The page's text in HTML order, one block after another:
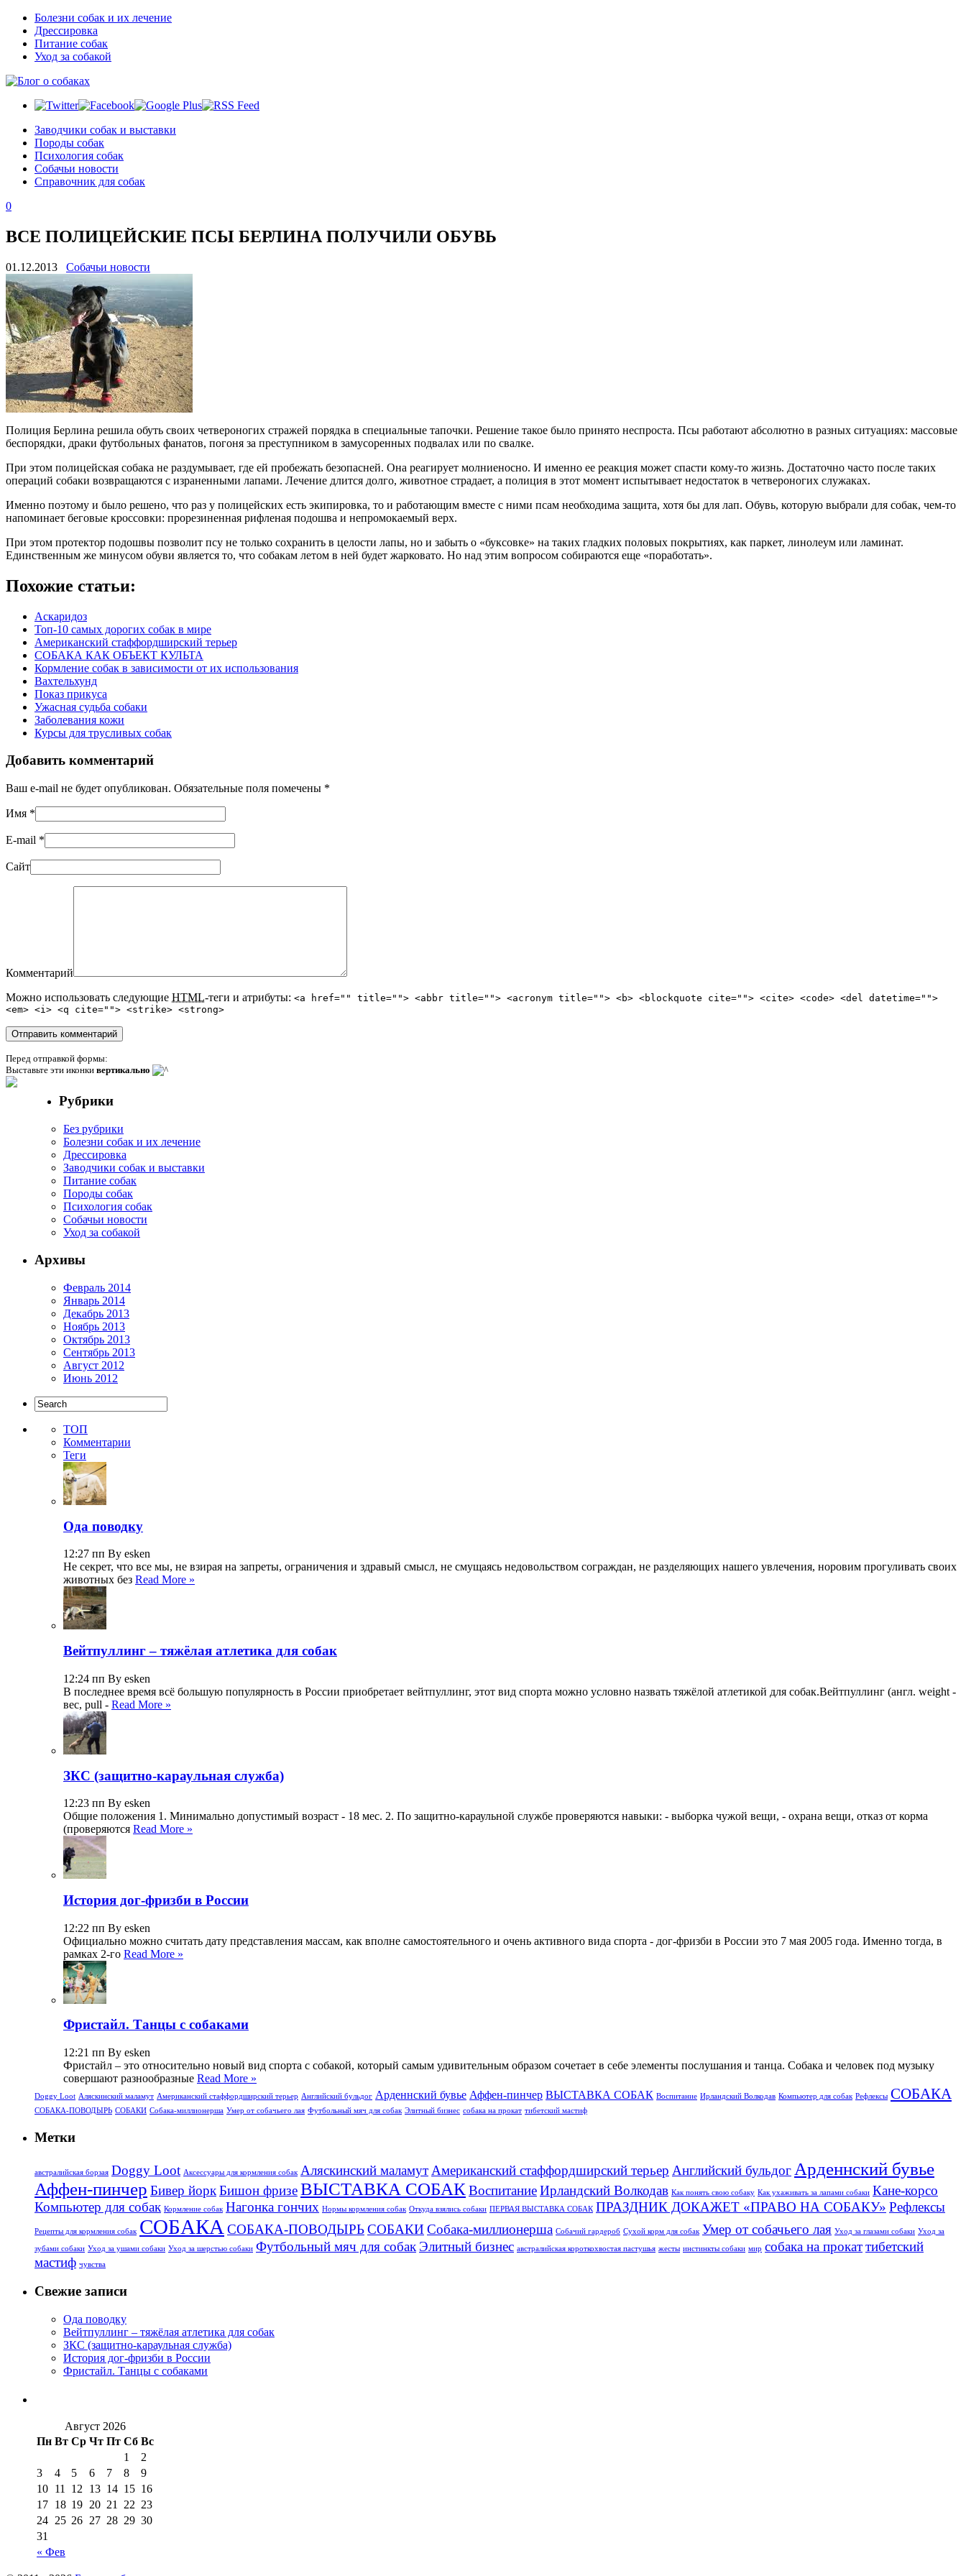
Болезни собак и их лечение
Дрессировка
Питание собак
Уход за собакой
Заводчики собак и выставки
Породы собак
Психология собак
Собачьи новости
Справочник для собак
0
ВСЕ ПОЛИЦЕЙСКИЕ ПСЫ БЕРЛИНА ПОЛУЧИЛИ ОБУВЬ
01.12.2013 Собачьи новости
Полиция Берлина решила обуть своих четвероногих стражей порядка в специальные тапочки. Решение такое было принято неспроста. Псы работают абсолютно в разных ситуациях: массовые
беспорядки, драки футбольных фанатов, погоня за преступником в замусоренных подвалах или по свалке.
При этом полицейская собака не раздумывает, где ей пробежать безопасней. Она реагирует молниеносно. И именно ее реакция может спасти кому-то жизнь. Достаточно часто после таких
операций собаки возвращаются с израненными лапами. Лечение длится долго, животное страдает, а полиция в этот момент испытывает недостаток в четвероногих служаках.
Именно поэтому и было решено, что раз у полицейских есть экипировка, то и работающим вместе с ними псам необходима защита, хотя бы для лап. Обувь, которую выбрали для собак, чем-то
напоминает беговые кроссовки: прорезиненная рифленая подошва и непромокаемый верх.
При этом протектор подошвы позволит псу не только сохранить в целости лапы, но и забыть о «буксовке» на таких гладких половых покрытиях, как паркет, линолеум или ламинат.
Единственным же минусом обуви является то, что собакам летом в ней будет жарковато. Но над этим вопросом собираются еще «поработать».
Похожие статьи:
Аскаридоз
Топ-10 самых дорогих собак в мире
Американский стаффордширский терьер
СОБАКА КАК ОБЪЕКТ КУЛЬТА
Кормление собак в зависимости от их использования
Вахтельхунд
Показ прикуса
Ужасная судьба собаки
Заболевания кожи
Курсы для трусливых собак
Добавить комментарий
Ваш e-mail не будет опубликован. Обязательные поля помечены *
Имя *
E-mail *
Сайт
Комментарий
Можно использовать следующие HTML-теги и атрибуты: <a href="" title=""> <abbr title=""> <acronym title=""> <b> <blockquote cite=""> <cite> <code> <del datetime="">
<em> <i> <q cite=""> <strike> <strong>
Перед отправкой формы:
Выставьте эти иконки вертикально
Рубрики
Без рубрики
Болезни собак и их лечение
Дрессировка
Заводчики собак и выставки
Питание собак
Породы собак
Психология собак
Собачьи новости
Уход за собакой
Архивы
Февраль 2014
Январь 2014
Декабрь 2013
Ноябрь 2013
Октябрь 2013
Сентябрь 2013
Август 2012
Июнь 2012
ТОП
Комментарии
Теги
Ода поводку
12:27 пп By esken
Не секрет, что все мы, не взирая на запреты, ограничения и здравый смысл, не смущаясь недовольством сограждан, не разделяющих нашего увлечения, норовим прогуливать своих
животных без Read More »
Вейтпуллинг – тяжёлая атлетика для собак
12:24 пп By esken
В последнее время всё большую популярность в России приобретает вейтпуллинг, этот вид спорта можно условно назвать тяжёлой атлетикой для собак.Вейтпуллинг (англ. weight -
вес, pull - Read More »
ЗКС (защитно-караульная служба)
12:23 пп By esken
Общие положения 1. Минимально допустимый возраст - 18 мес. 2. По защитно-караульной службе проверяются навыки: - выборка чужой вещи, - охрана вещи, отказ от корма
(проверяются Read More »
История дог-фризби в России
12:22 пп By esken
Официально можно считать дату представления массам, как вполне самостоятельного и очень активного вида спорта - дог-фризби в России это 7 мая 2005 года. Именно тогда, в
рамках 2-го Read More »
Фристайл. Танцы с собаками
12:21 пп By esken
Фристайл – это относительно новый вид спорта с собакой, который самым удивительным образом сочетает в себе элементы послушания и танца. Собака и человек под музыку
совершают разнообразные Read More »
Doggy Loot Аляскинский маламут Американский стаффордширский терьер Английский бульдог Арденнский бувье Аффен-пинчер ВЫСТАВКА СОБАК Воспитание Ирландский Волкодав Компьютер для собак Рефлексы СОБАКА
СОБАКА-ПОВОДЫРЬ СОБАКИ Собака-миллионерша Умер от собачьего лая Футбольный мяч для собак Элитный бизнес собака на прокат тибетский мастиф
Метки
aвстралийская борзая Doggy Loot Аксессуары для кормления собак Аляскинский маламут Американский стаффордширский терьер Английский бульдог Арденнский бувье
Аффен-пинчер Бивер йоркБишон фризеВЫСТАВКА СОБАК ВоспитаниеИрландский Волкодав Как понять свою собаку Как ухаживать за лапами собаки Кане-корсо
Компьютер для собак Кормление собак Нагонка гончих Нормы кормления собак Откуда взялись собаки ПЕРВАЯ ВЫСТАВКА СОБАК ПРАЗДНИК ДОКАЖЕТ «ПРАВО НА СОБАКУ» Рефлексы
Рецепты для кормления собак СОБАКА СОБАКА-ПОВОДЫРЬСОБАКИ Собака-миллионерша Собачий гардероб Сухой корм для собак Умер от собачьего лая Уход за глазами собаки Уход за
зубами собаки Уход за ушами собаки Уход за шерстью собаки Футбольный мяч для собак Элитный бизнес австралийская короткохвостая пастушья жесты инстинкты собаки мир собака на прокаттибетский
мастиф чувства
Свежие записи
Ода поводку
Вейтпуллинг – тяжёлая атлетика для собак
ЗКС (защитно-караульная служба)
История дог-фризби в России
Фристайл. Танцы с собаками
Август 2026
Пн Вт Ср Чт Пт Сб Вс
« Фев
1
2
3
4 5 6 7 8
9
10 11 12 13 14 15 16
17 18 19 20 21 22 23
24 25 26 27 28 29 30
31